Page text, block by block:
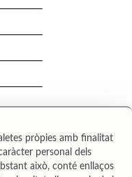
pròpies amb finalitat
personal dels
això, conté enllaços